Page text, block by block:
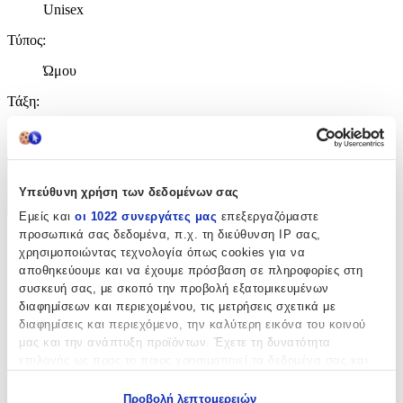
Υπεύθυνη χρήση των δεδομένων σας
Εμείς και οι 1022 συνεργάτες μας επεξεργαζόμαστε
προσωπικά σας δεδομένα, π.χ. τη διεύθυνση IP σας,
χρησιμοποιώντας τεχνολογία όπως cookies για να
αποθηκεύουμε και να έχουμε πρόσβαση σε πληροφορίες στη
συσκευή σας, με σκοπό την προβολή εξατομικευμένων
διαφημίσεων και περιεχομένου, τις μετρήσεις σχετικά με
διαφημίσεις και περιεχόμενο, την καλύτερη εικόνα του κοινού
μας και την ανάπτυξη προϊόντων. Έχετε τη δυνατότητα
Προβολή λεπτομερειών
Unisex
Τύπος:
Ώμου
Τάξη:
Χαρακτηριστικά
Κατασκευαστής :
Polo
Βασικά Χαρακτηριστικά